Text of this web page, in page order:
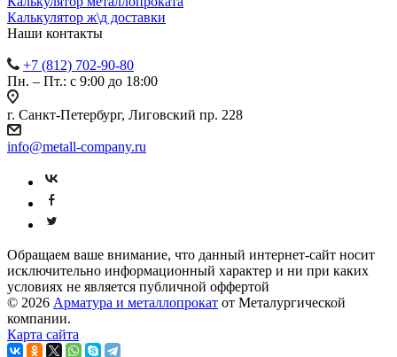
Калькулятор ж\д доставки
Наши контакты
+7 (812) 702-90-80
Пн. – Пт.: с 9:00 до 18:00
г. Санкт-Петербург, Лиговский пр. 228
info@metall-company.ru
Обращаем ваше внимание, что данный интернет-сайт носит
исключительно информационный характер и ни при каких
условиях не является публичной оффертой
© 2026 Арматура и металлопрокат от Металургической
компании.
Карта сайта